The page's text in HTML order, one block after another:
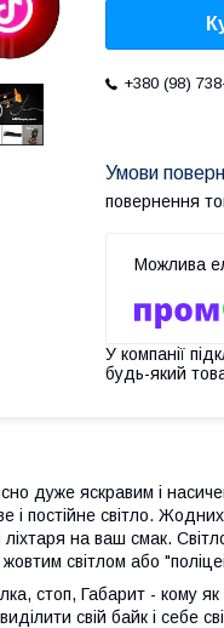
+380 (98)
повернення
У компанії
будь-який
дуже яскравим і
і постійне світло.
на ваш смак.
світлом або
стоп, Габарит - кому як
свій байк і себе